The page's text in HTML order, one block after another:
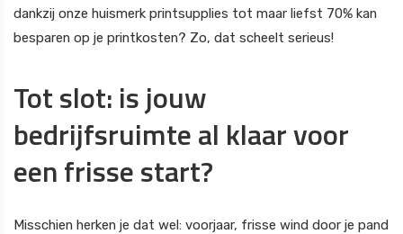
dankzij onze huismerk printsupplies tot maar liefst 70% kan
besparen op je printkosten? Zo, dat scheelt serieus!
Tot slot: is jouw
bedrijfsruimte al klaar voor
een frisse start?
Misschien herken je dat wel: voorjaar, frisse wind door je pand